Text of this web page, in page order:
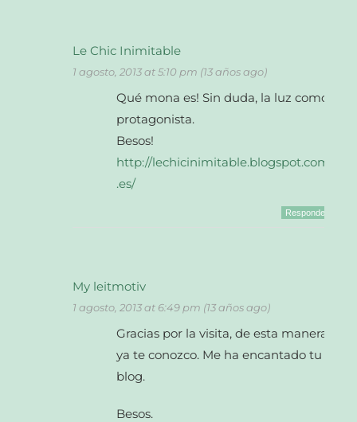
Le Chic Inimitable
1 agosto, 2013 at 5:10 pm (13 años ago)
Qué mona es! Sin duda, la luz como
protagonista.
Besos!
http://lechicinimitable.blogspot.com
.es/
Responder
My leitmotiv
1 agosto, 2013 at 6:49 pm (13 años ago)
Gracias por la visita, de esta manera
ya te conozco. Me ha encantado tu
blog.
Besos.